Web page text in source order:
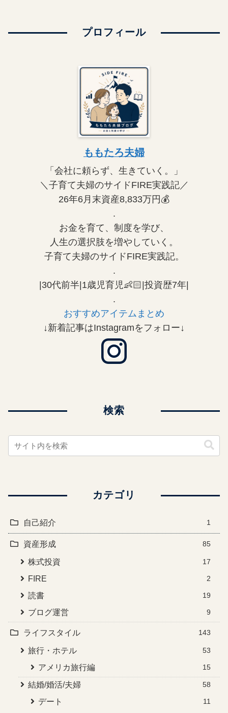
プロフィール
ももたろ夫婦
「会社に頼らず、生きていく。」
＼子育て夫婦のサイドFIRE実践記／
26年6月末資産8,833万円💰
.
お金を育て、制度を学び、
人生の選択肢を増やしていく。
子育て夫婦のサイドFIRE実践記。
.
|30代前半|1歳児育児👶🏻|投資歴7年|
.
おすすめアイテムまとめ
↓新着記事はInstagramをフォロー↓
検索
カテゴリ
自己紹介 1
資産形成 85
株式投資 17
FIRE 2
読書 19
ブログ運営 9
ライフスタイル 143
旅行・ホテル 53
アメリカ旅行編 15
結婚/婚活/夫婦 58
デート 11